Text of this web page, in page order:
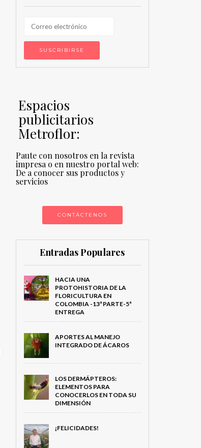
Espacios
publicitarios
Metroflor:
Paute con nosotros en la revista
impresa o en nuestro portal web:
De a conocer sus productos y
servicios
CONTÁCTENOS
Entradas Populares
HACIA UNA
PROTOHISTORIA DE LA
FLORICULTURA EN
COLOMBIA -13ª PARTE-5ª
ENTREGA
APORTES AL MANEJO
INTEGRADO DE ÁCAROS
LOS DERMÁPTEROS:
ELEMENTOS PARA
CONOCERLOS EN TODA SU
DIMENSIÓN
¡FELICIDADES!